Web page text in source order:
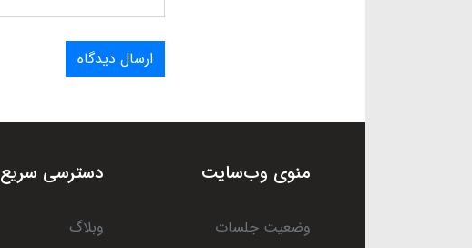
ارسال دیدگاه
منوی وب‌سایت
وضعیت جلسات
دسترسی سریع
وبلاگ